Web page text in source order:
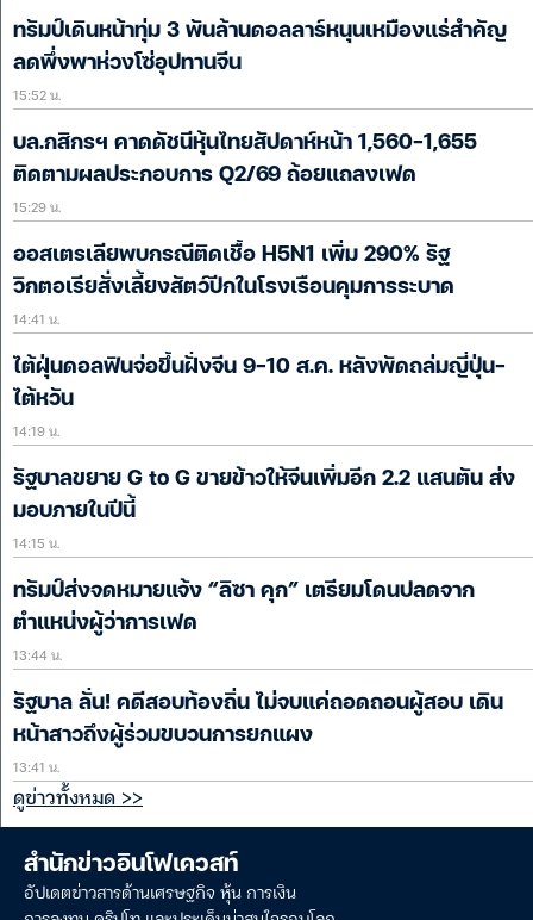
ทรัมป์เดินหน้าทุ่ม 3 พันล้านดอลลาร์หนุนเหมืองแร่สำคัญ
ลดพึ่งพาห่วงโซ่อุปทานจีน
15:52 น.
บล.กสิกรฯ คาดดัชนีหุ้นไทยสัปดาห์หน้า 1,560-1,655
ติดตามผลประกอบการ Q2/69 ถ้อยแถลงเฟด
15:29 น.
ออสเตรเลียพบกรณีติดเชื้อ H5N1 เพิ่ม 290% รัฐ
วิกตอเรียสั่งเลี้ยงสัตว์ปีกในโรงเรือนคุมการระบาด
14:41 น.
ไต้ฝุ่นดอลฟินจ่อขึ้นฝั่งจีน 9-10 ส.ค. หลังพัดถล่มญี่ปุ่น-
ไต้หวัน
14:19 น.
รัฐบาลขยาย G to G ขายข้าวให้จีนเพิ่มอีก 2.2 แสนตัน ส่ง
มอบภายในปีนี้
14:15 น.
ทรัมป์ส่งจดหมายแจ้ง “ลิซา คุก” เตรียมโดนปลดจาก
ตำแหน่งผู้ว่าการเฟด
13:44 น.
รัฐบาล ลั่น! คดีสอบท้องถิ่น ไม่จบแค่ถอดถอนผู้สอบ เดิน
หน้าสาวถึงผู้ร่วมขบวนการยกแผง
13:41 น.
ดูข่าวทั้งหมด >>
สำนักข่าวอินโฟเควสท์
อัปเดตข่าวสารด้านเศรษฐกิจ หุ้น การเงิน